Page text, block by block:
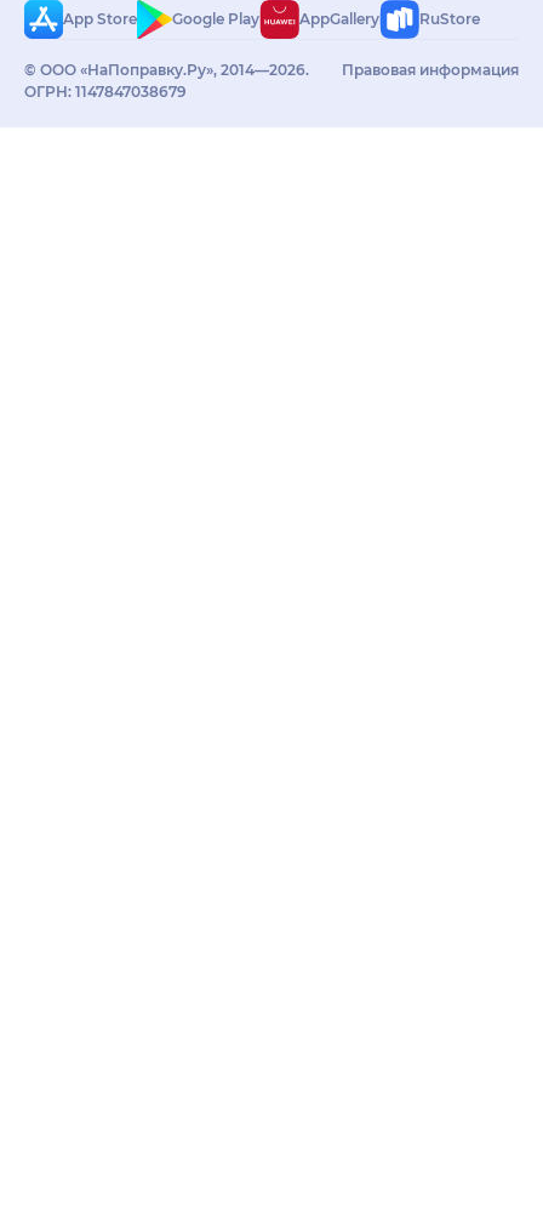
App Store
Google Play AppGallery RuStore
© ООО «НаПоправку.Ру», 2014—2026.
ОГРН: 1147847038679
Правовая информация